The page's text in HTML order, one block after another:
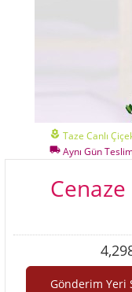
local_florist Taze Canlı
local_shipping Aynı Gün